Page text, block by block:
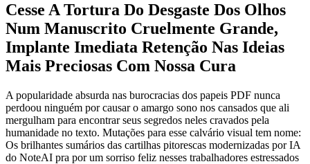
Cesse A Tortura Do Desgaste Dos Olhos
Num Manuscrito Cruelmente Grande,
Implante Imediata Retenção Nas Ideias
Mais Preciosas Com Nossa Cura
A popularidade absurda nas burocracias dos papeis PDF nunca
perdoou ninguém por causar o amargo sono nos cansados que ali
mergulham para encontrar seus segredos neles cravados pela
humanidade no texto. Mutações para esse calvário visual tem nome:
Os brilhantes sumários das cartilhas pitorescas modernizadas por IA
do NoteAI pra por um sorriso feliz nesses trabalhadores estressados